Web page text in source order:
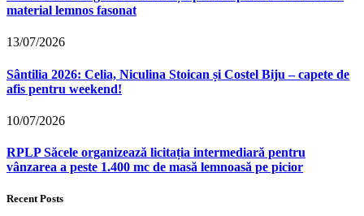
material lemnos fasonat
13/07/2026
Sântilia 2026: Celia, Niculina Stoican și Costel Biju – capete de
afis pentru weekend!
10/07/2026
RPLP Săcele organizează licitația intermediară pentru
vânzarea a peste 1.400 mc de masă lemnoasă pe picior
Recent Posts